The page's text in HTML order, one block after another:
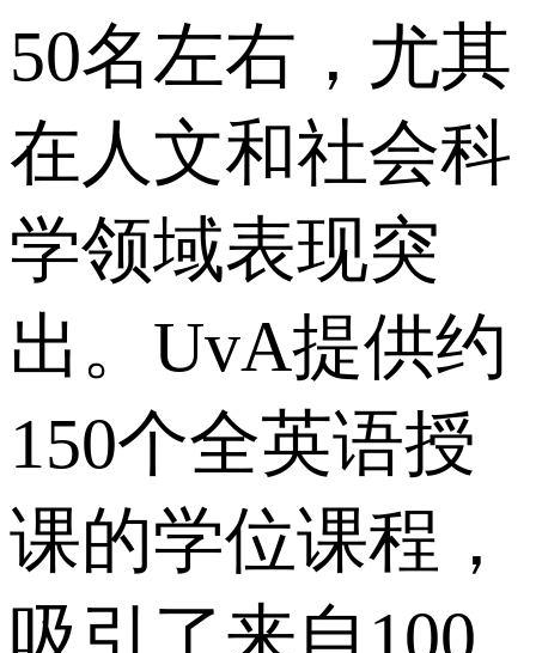
50名左右，尤其
在人文和社会科
学领域表现突
出。UvA提供约
150个全英语授
课的学位课程，